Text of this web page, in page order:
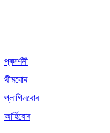
প্ৰদৰ্শনী
থীমবোৰ
প্লাগিনবোৰ
আৰ্হিবোৰ